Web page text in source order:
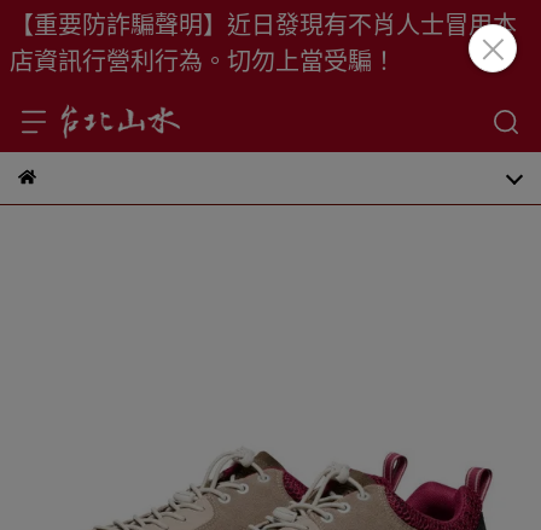
【重要防詐騙聲明】近日發現有不肖人士冒用本
店資訊行營利行為。切勿上當受騙！